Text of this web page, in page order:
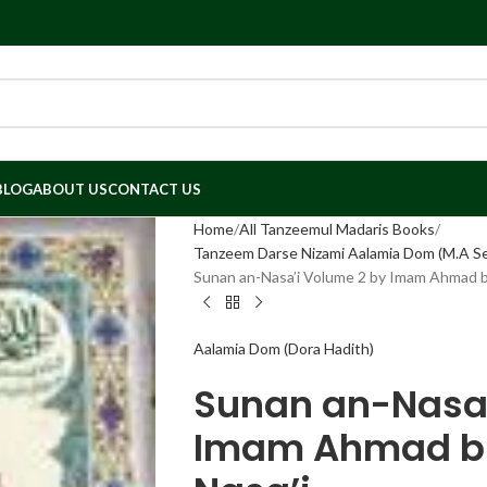
ABOUT USCONTACT US
Home All Tanzeemul Madaris Books
Tanzeem Darse Nizami Aalamia Dom (M.A
Sunan an-Nasa’i Volume 2 by Imam Ahmad
Aalamia Dom (Dora Hadith)
Sunan an-
Imam Ahmad